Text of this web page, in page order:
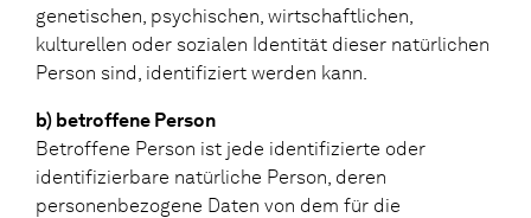
genetischen, psychischen, wirtschaftlichen,
kulturellen oder sozialen Identität dieser natürlichen
Person sind, identifiziert werden kann.
b) betroffene Person
Betroffene Person ist jede identifizierte oder
identifizierbare natürliche Person, deren
personenbezogene Daten von dem für die